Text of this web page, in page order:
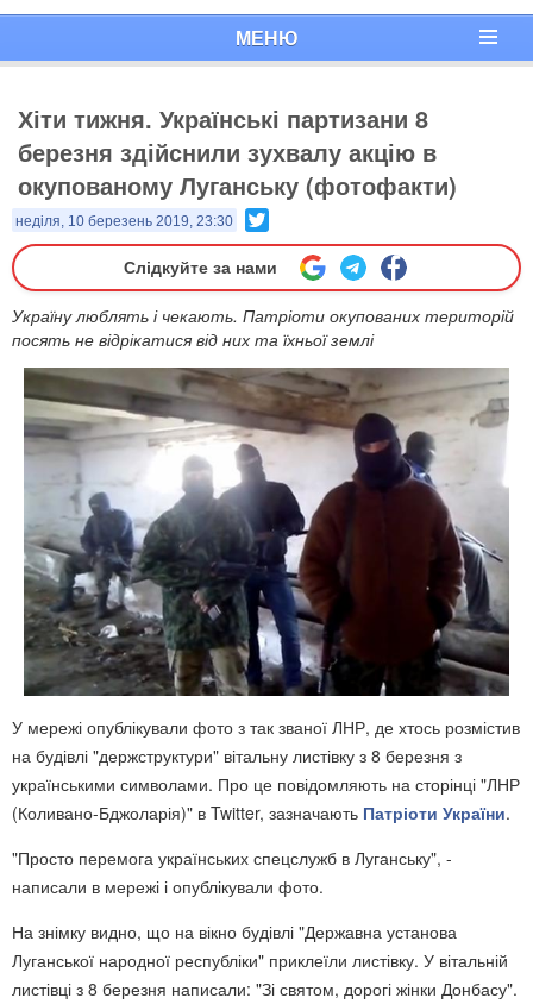
МЕНЮ
Хіти тижня. Українські партизани 8
березня здійснили зухвалу акцію в
окупованому Луганську (фотофакти)
неділя, 10 березень 2019, 23:30
Слідкуйте за нами
Україну люблять і чекають. Патріоти окупованих територій
посять не відрікатися від них та їхньої землі
У мережі опублікували фото з так званої ЛНР, де хтось розмістив
на будівлі "держструктури" вітальну листівку з 8 березня з
українськими символами. Про це повідомляють на сторінці "ЛНР
(Коливано-Бджоларія)" в Twitter, зазначають Патріоти України.
"Просто перемога українських спецслужб в Луганську", -
написали в мережі і опублікували фото.
На знімку видно, що на вікно будівлі "Державна установа
Луганської народної республіки" приклеїли листівку. У вітальній
листівці з 8 березня написали: "Зі святом, дорогі жінки Донбасу".